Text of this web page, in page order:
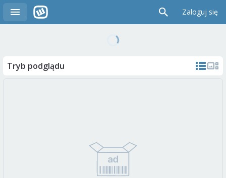
Zaloguj się
Tryb podglądu